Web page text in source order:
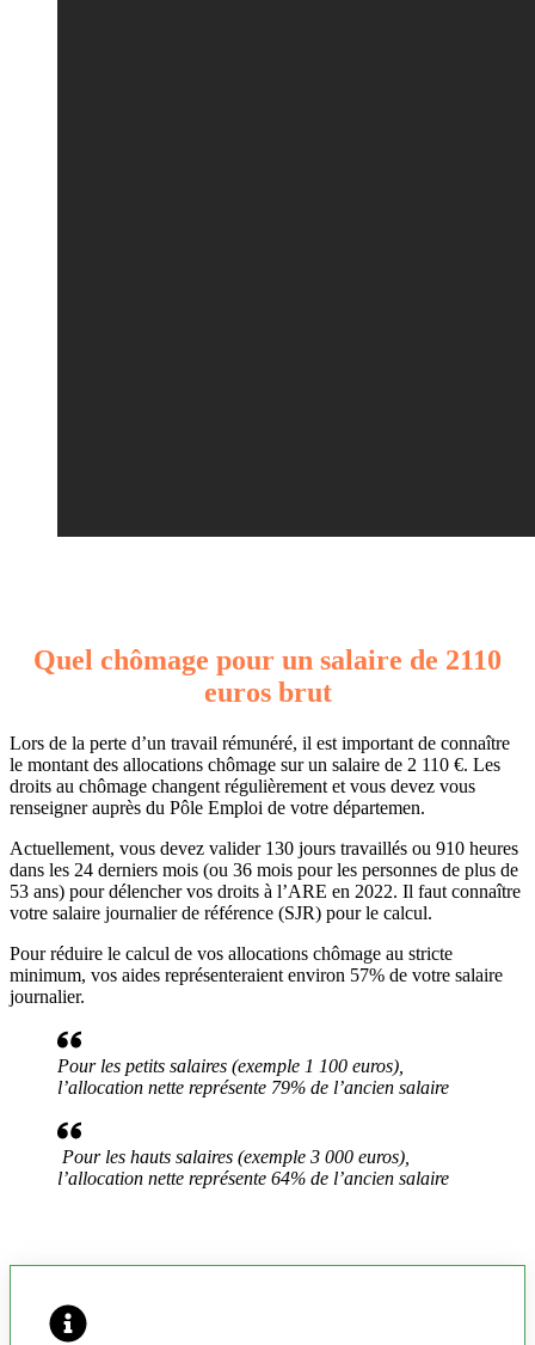
Quel chômage pour un salaire de 2110
euros brut
Lors de la perte d’un travail rémunéré, il est important de connaître
le montant des allocations chômage sur un salaire de 2 110 €. Les
droits au chômage changent régulièrement et vous devez vous
renseigner auprès du Pôle Emploi de votre départemen.
Actuellement, vous devez valider 130 jours travaillés ou 910 heures
dans les 24 derniers mois (ou 36 mois pour les personnes de plus de
53 ans) pour délencher vos droits à l’ARE en 2022. Il faut connaître
votre salaire journalier de référence (SJR) pour le calcul.
Pour réduire le calcul de vos allocations chômage au stricte
minimum, vos aides représenteraient environ 57% de votre salaire
journalier.
Pour les petits salaires (exemple 1 100 euros),
l’allocation nette représente 79% de l’ancien salaire
Pour les hauts salaires (exemple 3 000 euros),
l’allocation nette représente 64% de l’ancien salaire